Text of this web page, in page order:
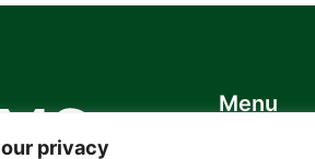
privacy
Menu